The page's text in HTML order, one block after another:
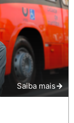
Saiba mais